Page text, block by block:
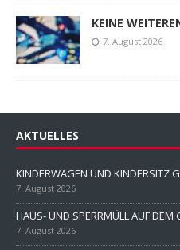
KEINE
7. August 2026
AKTUELLES
KINDERWAGEN UND KINDERSITZ
7. August 2026
HAUS- UND SPERRMÜLL AUF DEM
7. August 2026